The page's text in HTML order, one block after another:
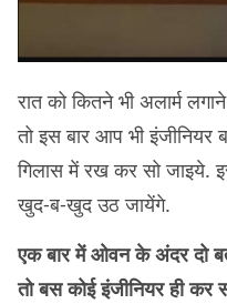
रात को कितने भी अलार्म
तो इस बार आप भी
गिलास में रख कर सो जाइये.
खुद-ब-खुद उठ जायेंगे.
एक बार में ओवन के अंदर दो
तो बस कोई इंजीनियर ही कर